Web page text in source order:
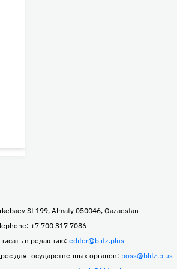
St 199, Almaty 050046, Qazaqstan
+7 700 317 7086
в редакцию: editor@blitz.plus
для государственных органов: boss@blitz.plus